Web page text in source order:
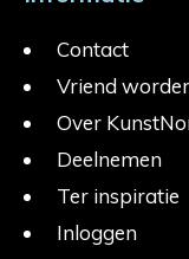
Contact
Vriend
Over
Deelnemen
Ter inspiratie
Inloggen